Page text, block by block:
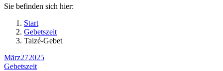
Sie befinden sich hier:
Start
Gebetszeit
Taizé-Gebet
März272025
Gebetszeit